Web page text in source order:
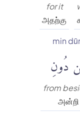
for it
அதற்கு
min
دُونِ
from
அன்றி